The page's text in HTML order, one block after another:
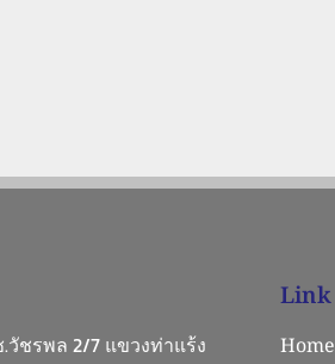
.วัชรพล 2/7 แขวงท่าแร้ง
Link
Home